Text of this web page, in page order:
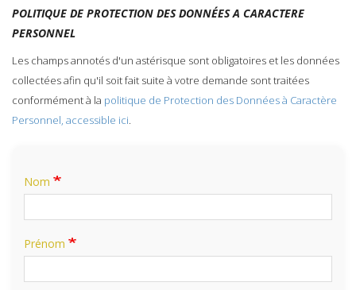
POLITIQUE DE PROTECTION DES DONNÉES A CARACTERE
PERSONNEL
Les champs annotés d'un astérisque sont obligatoires et les données
collectées afin qu'il soit fait suite à votre demande sont traitées
conformément à la politique de Protection des Données à Caractère
Personnel, accessible ici.
Nom
Prénom